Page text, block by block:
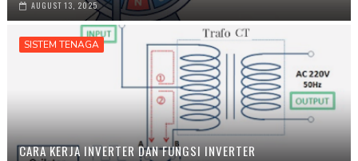
AUGUST 13, 2025
SISTEM TENAGA
CARA KERJA INVERTER DAN FUNGSI INVERTER